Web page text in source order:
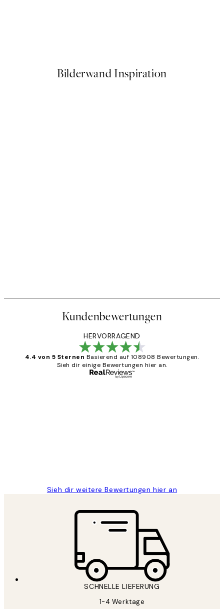
Bilderwand Inspiration
Kundenbewertungen
HERVORRAGEND
4.4 von 5 Sternen Basierend auf 108908 Bewertungen.
Sieh dir einige Bewertungen hier an.
Sieh dir weitere Bewertungen hier an
SCHNELLE LIEFERUNG
1-4 Werktage